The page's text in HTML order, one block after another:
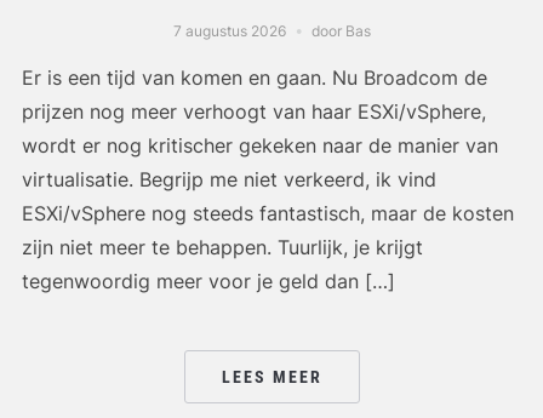
7 augustus 2026 door Bas
Er is een tijd van komen en gaan. Nu Broadcom de
prijzen nog meer verhoogt van haar ESXi/vSphere,
wordt er nog kritischer gekeken naar de manier van
virtualisatie. Begrijp me niet verkeerd, ik vind
ESXi/vSphere nog steeds fantastisch, maar de kosten
zijn niet meer te behappen. Tuurlijk, je krijgt
tegenwoordig meer voor je geld dan […]
LEES MEER